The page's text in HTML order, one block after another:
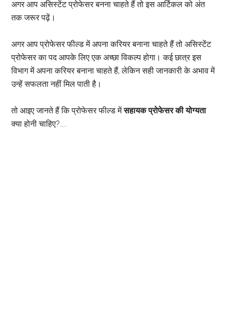
अगर आप असिस्टेंट प्रोफेसर बनना चाहते हैं तो इस आर्टिकल को अंत
तक जरूर पढ़ें।
अगर आप प्रोफेसर फील्ड में अपना करियर बनाना चाहते हैं तो असिस्टेंट
प्रोफेसर का पद आपके लिए एक अच्छा विकल्प होगा। कई छात्र इस
विभाग में अपना करियर बनाना चाहते हैं, लेकिन सही जानकारी के अभाव में
उन्हें सफलता नहीं मिल पाती है।
तो आइए जानते हैं कि प्रोफेसर फील्ड मेंसहायक प्रोफेसर की योग्यता
क्या होनी चाहिए?….